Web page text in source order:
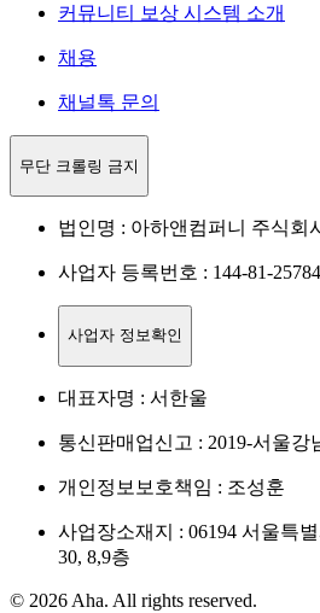
커뮤니티 보상 시스템 소개
채용
채널톡 문의
무단 크롤링 금지
법인명 : 아하앤컴퍼니 주식회
사업자 등록번호 : 144-81-25784
사업자 정보확인
대표자명 : 서한울
통신판매업신고 : 2019-서울강
개인정보보호책임 : 조성훈
사업장소재지 : 06194 서울특
30, 8,9층
© 2026 Aha. All rights reserved.